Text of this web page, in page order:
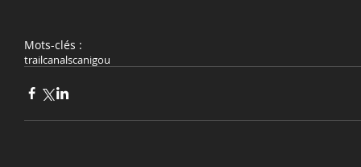
Mots-clés :
trailcanalscanigou